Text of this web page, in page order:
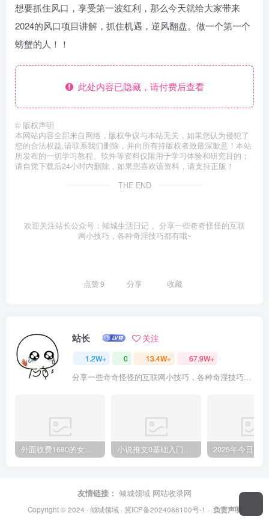
想要抓住风口，享受第一波红利，那么今天就给大家带来
2024的风口项目讲解，抓住机遇，逆风翻盘。做一个第一个
螃蟹的人！！
此处内容已隐藏，请付费后查看
© 版权声明
本网站内容全部来自网络，版权争议与本站无关，如果您认为侵犯了
您的合法权益,请联系我们删除，并向所有持版权者致最深歉意！本站
所发布的一切学习教程、软件等资料仅限用于学习体验和研究目的；
请自觉下载后24小时内删除，如果您喜欢该资料，请支持正版！
THE END
欢迎关注站长公众号：倾城生活日记 。分享一些奇奇怪怪的互联
网小技巧，各种奇淫技巧都有哦~
点赞9 分享 收藏
站长 关注
1.2W+ 0 13.4W+ 67.9W+
分享一些奇奇怪怪的互联网小技巧，各种奇淫技巧都在本站。
外面收费1680的女粉项目变现，单人单日收益可达1.7k，全自动成交无需维护 小说推文0基础入门教程，0粉就可做，快速上手
友情链接： 倾城领域 网站收录网
Copyright © 2024 · 倾城领域· 冀ICP备2024088100号-1 · 负责声明